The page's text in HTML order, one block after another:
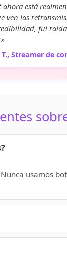
ahora está
ven las
fui
Streamer de
usamos
pero